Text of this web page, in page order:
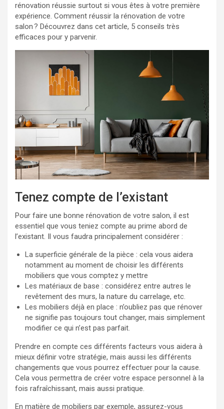
rénovation réussie surtout si vous êtes à votre première
expérience. Comment réussir la rénovation de votre
salon ? Découvrez dans cet article, 5 conseils très
efficaces pour y parvenir.
Tenez compte de l’existant
Pour faire une bonne rénovation de votre salon, il est
essentiel que vous teniez compte au prime abord de
l’existant. Il vous faudra principalement considérer :
La superficie générale de la pièce : cela vous aidera
notamment au moment de choisir les différents
mobiliers que vous comptez y mettre
Les matériaux de base : considérez entre autres le
revêtement des murs, la nature du carrelage, etc.
Les mobiliers déjà en place : n’oubliez pas que rénover
ne signifie pas toujours tout changer, mais simplement
modifier ce qui n’est pas parfait.
Prendre en compte ces différents facteurs vous aidera à
mieux définir votre stratégie, mais aussi les différents
changements que vous pourrez effectuer pour la cause.
Cela vous permettra de créer votre espace personnel à la
fois rafraîchissant, mais aussi pratique.
En matière de mobiliers par exemple, assurez-vous